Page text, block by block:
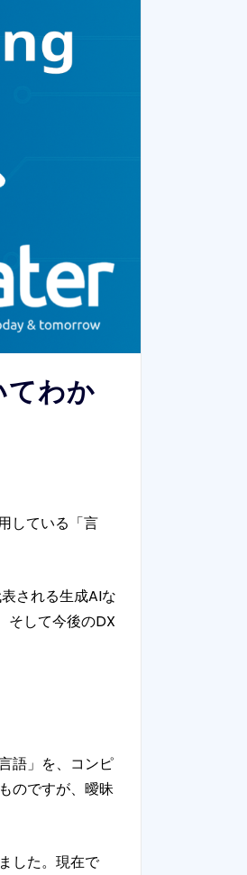
わか
している「言
される生成AIな
そして今後のDX
語」を、コンピ
のですが、曖昧
した。現在で